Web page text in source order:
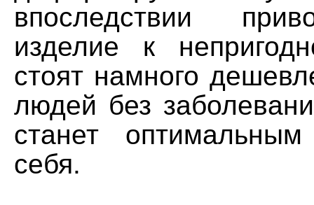
впоследствии
изделие к
стоят намного
людей без
станет
себя.